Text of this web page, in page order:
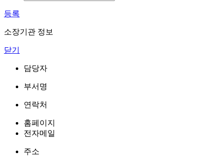
등록
소장기관 정보
닫기
담당자
부서명
연락처
홈페이지
전자메일
주소